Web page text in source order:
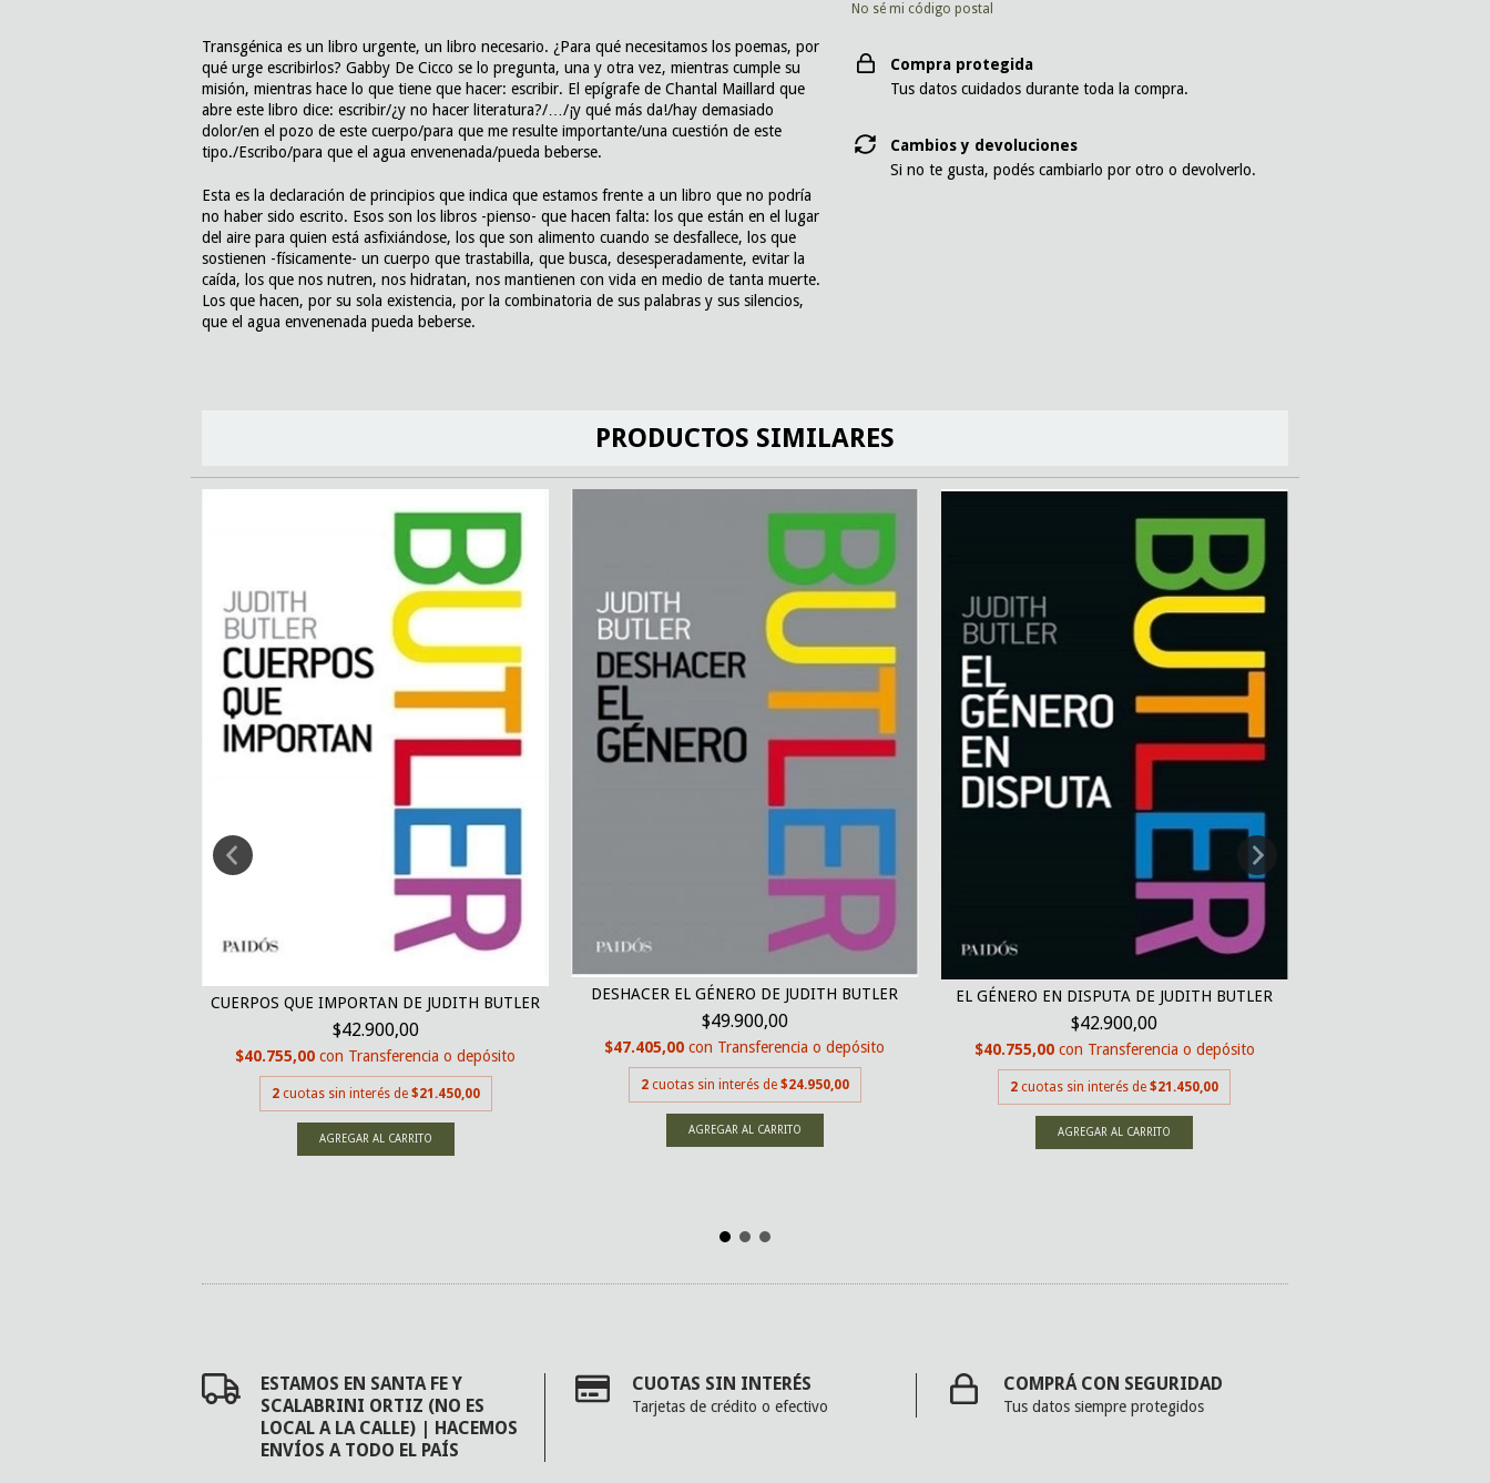
Transgénica es un libro urgente, un libro necesario. ¿Para qué necesitamos los poemas, por
qué urge escribirlos? Gabby De Cicco se lo pregunta, una y otra vez, mientras cumple su
misión, mientras hace lo que tiene que hacer: escribir. El epígrafe de Chantal Maillard que
abre este libro dice: escribir/¿y no hacer literatura?/…/¡y qué más da!/hay demasiado
dolor/en el pozo de este cuerpo/para que me resulte importante/una cuestión de este
tipo./Escribo/para que el agua envenenada/pueda beberse.
Esta es la declaración de principios que indica que estamos frente a un libro que no podría
no haber sido escrito. Esos son los libros -pienso- que hacen falta: los que están en el lugar
del aire para quien está asfixiándose, los que son alimento cuando se desfallece, los que
sostienen -físicamente- un cuerpo que trastabilla, que busca, desesperadamente, evitar la
caída, los que nos nutren, nos hidratan, nos mantienen con vida en medio de tanta muerte.
Los que hacen, por su sola existencia, por la combinatoria de sus palabras y sus silencios,
que el agua envenenada pueda beberse.
No sé mi código postal
Compra protegida
Tus datos cuidados durante toda la compra.
Cambios y devoluciones
Si no te gusta, podés cambiarlo por otro o devolverlo.
PRODUCTOS SIMILARES
CUERPOS QUE IMPORTAN DE JUDITH BUTLER
$42.900,00
$40.755,00con Transferencia o depósito
2 cuotas sin interés de $21.450,00
DESHACER EL GÉNERO DE JUDITH BUTLER
$49.900,00
$47.405,00con Transferencia o depósito
2 cuotas sin interés de $24.950,00
EL GÉNERO EN DISPUTA DE JUDITH BUTLER
$42.900,00
$40.755,00 con Transferencia o depósito
2 cuotas sin interés de$21.450,00
ESTAMOS EN SANTA FE Y
SCALABRINI ORTIZ (NO ES
LOCAL A LA CALLE) | HACEMOS
ENVÍOS A TODO EL PAÍS
CUOTAS SIN INTERÉS
Tarjetas de crédito o efectivo
COMPRÁ CON SEGURIDAD
Tus datos siempre protegidos